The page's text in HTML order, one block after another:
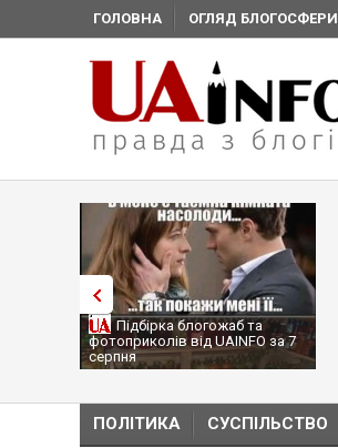
ГОЛОВНА ОГЛЯД БЛОГОСФЕРИ
Підбірка блогожаб та
фотоприколів від UAINFO за 7
серпня
ПОЛІТИКА СУСПІЛЬСТВО